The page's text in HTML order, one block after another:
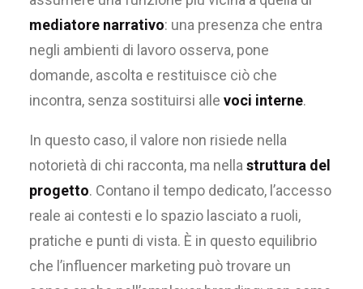
mediatore narrativo: una presenza che entra
negli ambienti di lavoro osserva, pone
domande, ascolta e restituisce ciò che
incontra, senza sostituirsi alle voci interne.
In questo caso, il valore non risiede nella
notorietà di chi racconta, ma nella struttura del
progetto. Contano il tempo dedicato, l’accesso
reale ai contesti e lo spazio lasciato a ruoli,
pratiche e punti di vista. È in questo equilibrio
che l’influencer marketing può trovare un